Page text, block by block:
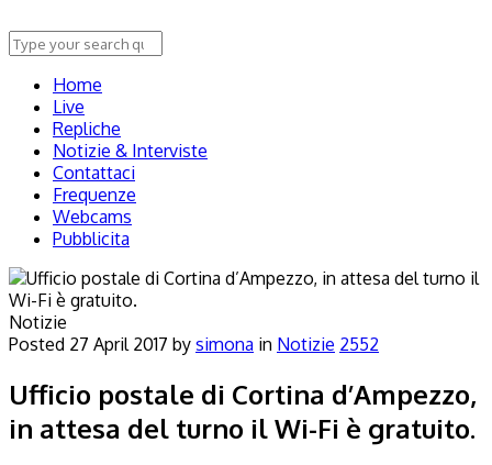
Home
Live
Repliche
Notizie & Interviste
Contattaci
Frequenze
Webcams
Pubblicita
Notizie
Posted 27 April 2017 by simona in Notizie 2552
Ufficio postale di Cortina d’Ampezzo,
in attesa del turno il Wi-Fi è gratuito.